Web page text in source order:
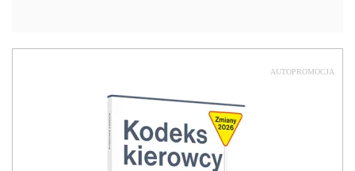
AUTOPROMOCJA